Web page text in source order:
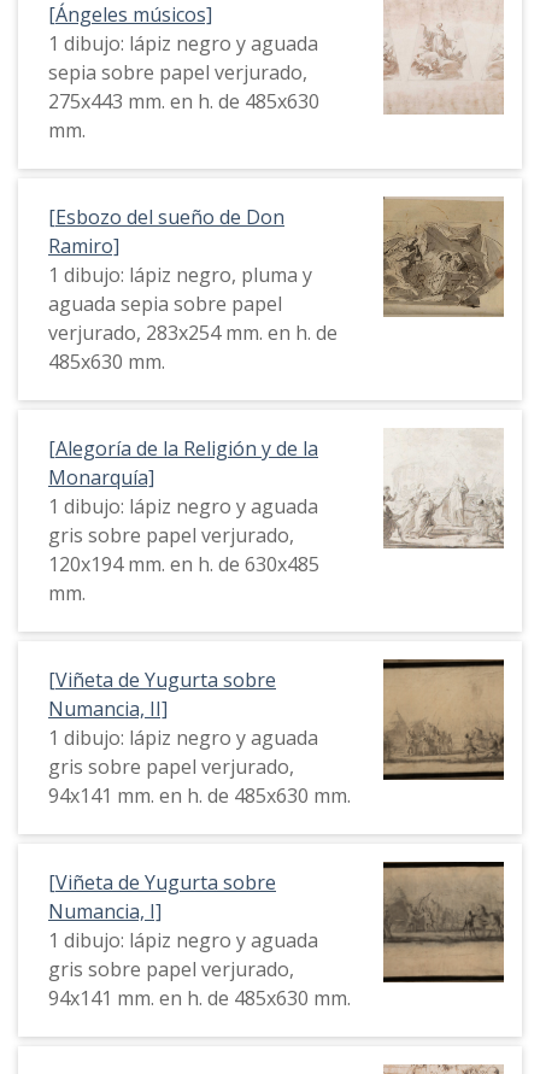
[Ángeles músicos]
1 dibujo: lápiz negro y aguada
sepia sobre papel verjurado,
275x443 mm. en h. de 485x630
mm.
[Esbozo del sueño de Don
Ramiro]
1 dibujo: lápiz negro, pluma y
aguada sepia sobre papel
verjurado, 283x254 mm. en h. de
485x630 mm.
[Alegoría de la Religión y de la
Monarquía]
1 dibujo: lápiz negro y aguada
gris sobre papel verjurado,
120x194 mm. en h. de 630x485
mm.
[Viñeta de Yugurta sobre
Numancia, II]
1 dibujo: lápiz negro y aguada
gris sobre papel verjurado,
94x141 mm. en h. de 485x630 mm.
[Viñeta de Yugurta sobre
Numancia, I]
1 dibujo: lápiz negro y aguada
gris sobre papel verjurado,
94x141 mm. en h. de 485x630 mm.